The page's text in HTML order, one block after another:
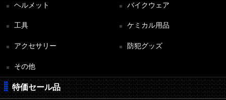
ヘルメット バイクウェア
工具 ケミカル用品
アクセサリー 防犯グッズ
その他
特価セール品